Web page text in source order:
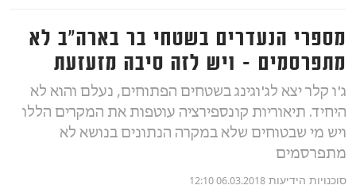
מספרי הנעדרים בשטחי בר בארה"ב לא
מתפרסמים - ויש לזה סיבה מזעזעת
ג'ו קלר יצא לג'וגינג בשטחים הפתוחים, נעלם והוא לא
היחיד. תיאוריות קונספירציה עוטפות את המקרים הללו
ויש מי שבטוחים שלא במקרה הנתונים בנושא לא
מתפרסמים
סוכנויות הידיעות 06.03.2018 12:10